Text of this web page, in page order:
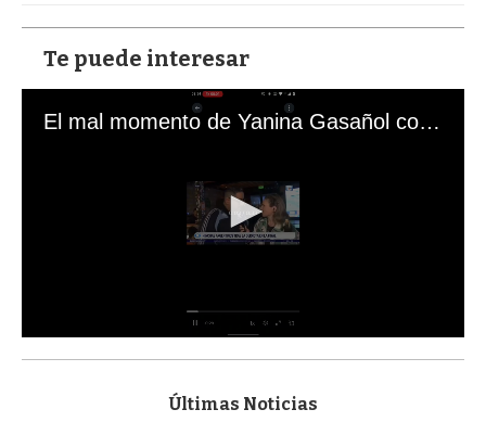
Te puede interesar
El mal momento de Yanina Gasañol con un hincha argentino en "Subrayado"
s
Últimas Noticias